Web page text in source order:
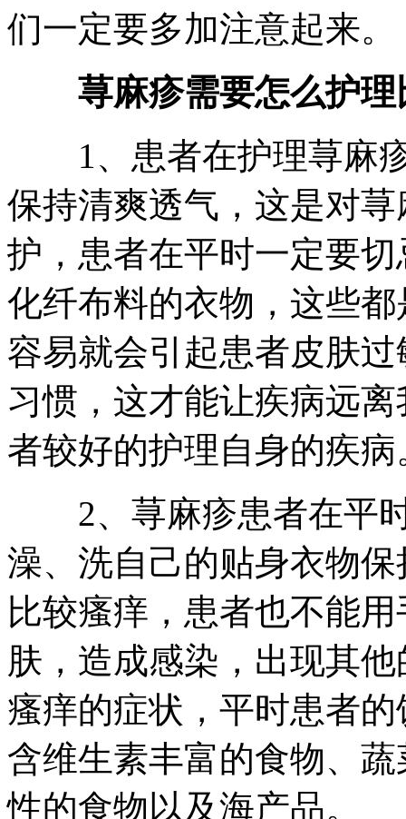
们一定要多加注意起来。
荨麻疹需要怎么护理
1、患者在护理荨麻疹
保持清爽透气，这是对
护，患者在平时一定要
化纤布料的衣物，这些
容易就会引起患者皮肤
习惯，这才能让疾病远
者较好的护理自身的疾病
2、荨麻疹患者在平时
澡、洗自己的贴身衣物
比较瘙痒，患者也不能
肤，造成感染，出现其
瘙痒的症状，平时患者
含维生素丰富的食物、
性的食物以及海产品。